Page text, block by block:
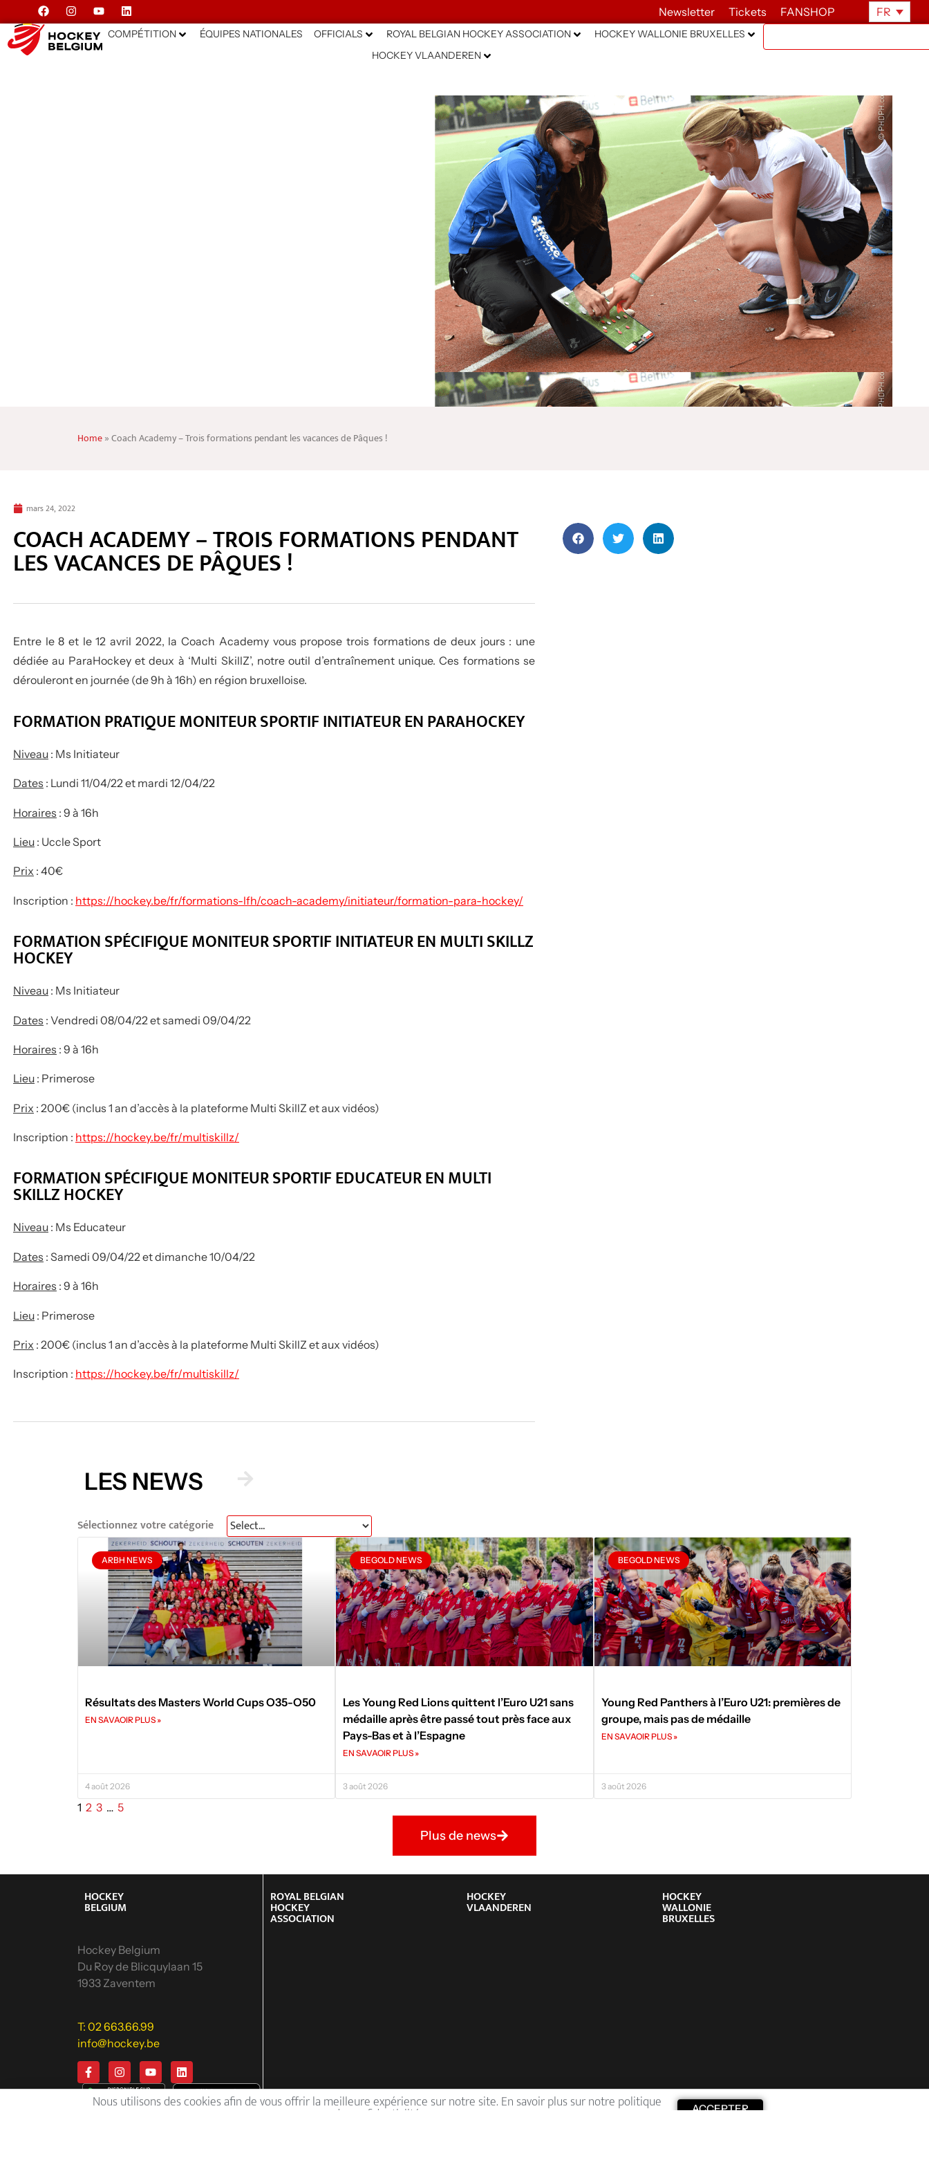
Newsletter Tickets FANSHOP FR
COMPÉTITION ÉQUIPES NATIONALES OFFICIALS ROYAL BELGIAN HOCKEY ASSOCIATION
HOCKEY WALLONIE BRUXELLES
HOCKEY VLAANDEREN
Home»Coach Academy – Trois formations pendant les vacances de Pâques !
mars 24, 2022
COACH ACADEMY – TROIS FORMATIONS PENDANT
LES VACANCES DE PÂQUES !
Entre le 8 et le 12 avril 2022, la Coach Academy vous propose trois formations de deux jours : une
dédiée au ParaHockey et deux à ‘Multi SkillZ’, notre outil d’entraînement unique. Ces formations se
dérouleront en journée (de 9h à 16h) en région bruxelloise.
FORMATION PRATIQUE MONITEUR SPORTIF INITIATEUR EN PARAHOCKEY
Niveau : Ms Initiateur
Dates : Lundi 11/04/22 et mardi 12/04/22
Horaires : 9 à 16h
Lieu : Uccle Sport
Prix : 40€
Inscription : https://hockey.be/fr/formations-lfh/coach-academy/initiateur/formation-para-hockey/
FORMATION SPÉCIFIQUE MONITEUR SPORTIF INITIATEUR EN MULTI SKILLZ
HOCKEY
Niveau : Ms Initiateur
Dates : Vendredi 08/04/22 et samedi 09/04/22
Horaires : 9 à 16h
Lieu : Primerose
Prix : 200€ (inclus 1 an d’accès à la plateforme Multi SkillZ et aux vidéos)
Inscription : https://hockey.be/fr/multiskillz/
FORMATION SPÉCIFIQUE MONITEUR SPORTIF EDUCATEUR EN MULTI
SKILLZ HOCKEY
Niveau : Ms Educateur
Dates : Samedi 09/04/22 et dimanche 10/04/22
Horaires : 9 à 16h
Lieu : Primerose
Prix : 200€ (inclus 1 an d’accès à la plateforme Multi SkillZ et aux vidéos)
Inscription : https://hockey.be/fr/multiskillz/
LES NEWS
Sélectionnez votre catégorie
ARBH NEWS
Résultats des Masters World Cups O35-O50
EN SAVAOIR PLUS »
4 août 2026
BEGOLD NEWS
Les Young Red Lions quittent l’Euro U21 sans
médaille après être passé tout près face aux
Pays-Bas et à l’Espagne
EN SAVAOIR PLUS »
3 août 2026
BEGOLD NEWS
Young Red Panthers à l’Euro U21: premières de
groupe, mais pas de médaille
EN SAVAOIR PLUS »
3 août 2026
1 2 3 … 5
Plus de news
HOCKEY
BELGIUM
Hockey Belgium
Du Roy de Blicquylaan 15
1933 Zaventem
T: 02 663.66.99
info@hockey.be
ROYAL BELGIAN
HOCKEY
ASSOCIATION
Home
HOCKEY
VLAANDEREN
Organisatie
HOCKEY
WALLONIE
BRUXELLES
Organisation
Nous utilisons des cookies afin de vous offrir la meilleure expérience sur notre site. En savoir plus sur notre politique
de confidentialité ACCEPTER